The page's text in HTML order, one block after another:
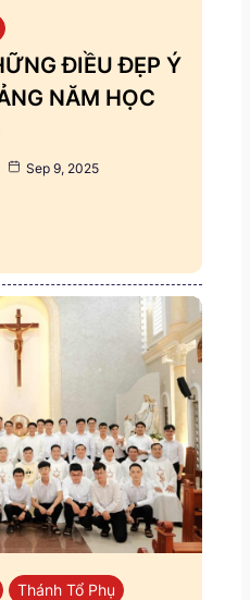
ĐIỀU ĐẸP Ý
NĂM HỌC
Sep 9, 2025
Thánh Tổ Phụ